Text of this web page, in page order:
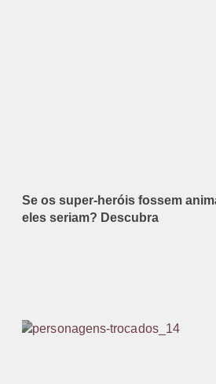
Se os super-heróis fossem
eles seriam? Descubra